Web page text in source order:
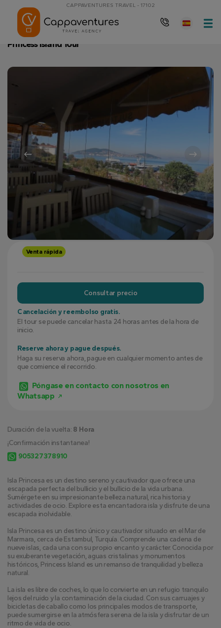
CAPPAVENTURES TRAVEL - 17102
página de inicio
Isla Princesa es un destino sereno y cautivador que ofrece una
escapada perfecta del bullicio y el bullicio de la vida urbana.
Sumérgete en su impresionante belleza natural, rica historia y
actividades de ocio. Explore esta encantadora isla y disfrute de una
escapada inolvidable.
Isla Princesa es un destino único y cautivador situado en el Mar de
Marmara, cerca de Estambul, Turquía. Comprende una cadena de
nueve islas, cada una con su propio encanto y carácter. Conocida por
su exuberante vegetación, aguas cristalinas y monumentos
históricos, Princess Island es un remanso de tranquilidad y belleza
natural.
La isla es libre de coches, lo que lo convierte en un refugio tranquilo
lejos del ruido y la contaminación de la ciudad. Con sus carruajes y
bicicletas de caballo como los principales modos de transporte,
puede sumergirse en la atmósfera serena de la isla y disfrutar de un
ritmo de vida de ocio.
Princess Island Tour
Venta rápida
Consultar precio
Cancelación y reembolso gratis.
El tour se puede cancelar hasta 24 horas antes de la hora de
inicio.
Reserve ahora y pague después.
Haga su reserva ahora, pague en cualquier momento antes de
que comience el recorrido.
Póngase en contacto con nosotros en
Whatsapp
Duración de la vuelta: 8 Hora
¡Confirmación instantanea!
905327378910